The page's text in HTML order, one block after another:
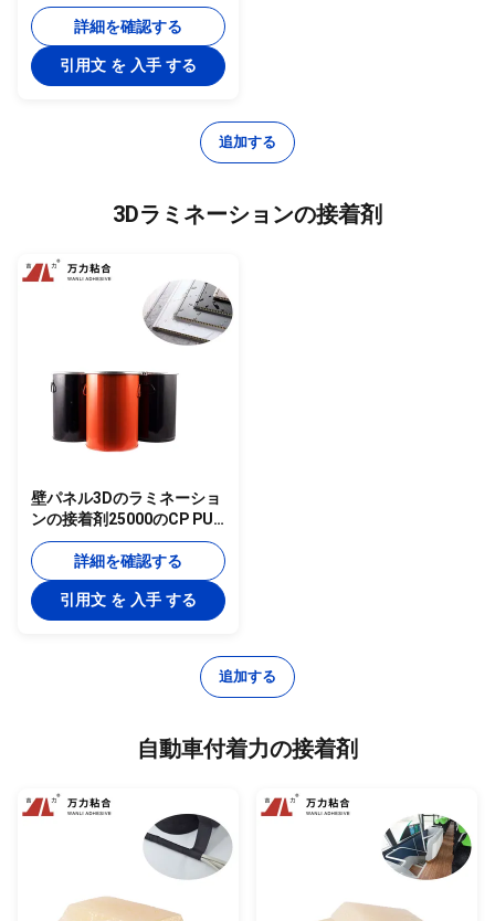
剤フロアミュートパッドボ
ンディング詳細を確認する
引用文 を 入手 する
追加する
3Dラミネーションの接着剤
壁パネル3Dのラミネーショ
ンの接着剤25000のCP PUR
の構造付着力PUR-1990
詳細を確認する
引用文 を 入手 する
追加する
自動車付着力の接着剤